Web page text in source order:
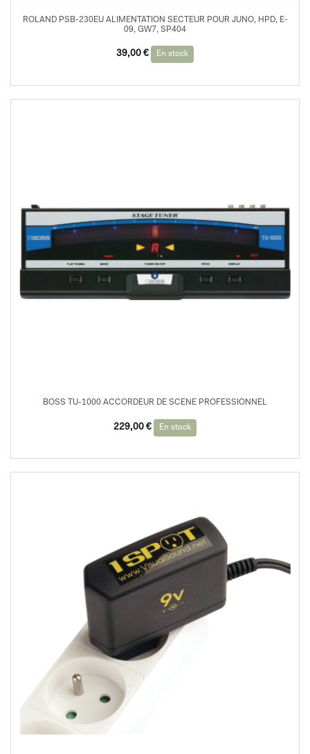
ROLAND PSB-230EU ALIMENTATION SECTEUR POUR JUNO, HPD, E-
09, GW7, SP404
39,00 € En stock
BOSS TU-1000 ACCORDEUR DE SCENE PROFESSIONNEL
229,00 € En stock